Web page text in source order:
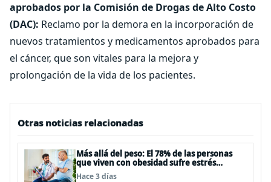
aprobados por la Comisión de Drogas de Alto Costo
(DAC): Reclamo por la demora en la incorporación de
nuevos tratamientos y medicamentos aprobados para
el cáncer, que son vitales para la mejora y
prolongación de la vida de los pacientes.
Otras noticias relacionadas
Más allá del peso: El 78% de las personas
que viven con obesidad sufre estrés
postraumático debido al estigma
Hace 3 días